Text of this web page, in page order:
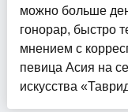
можно больше
гонорар, быстро
мнением с
певица Асия на
искусства